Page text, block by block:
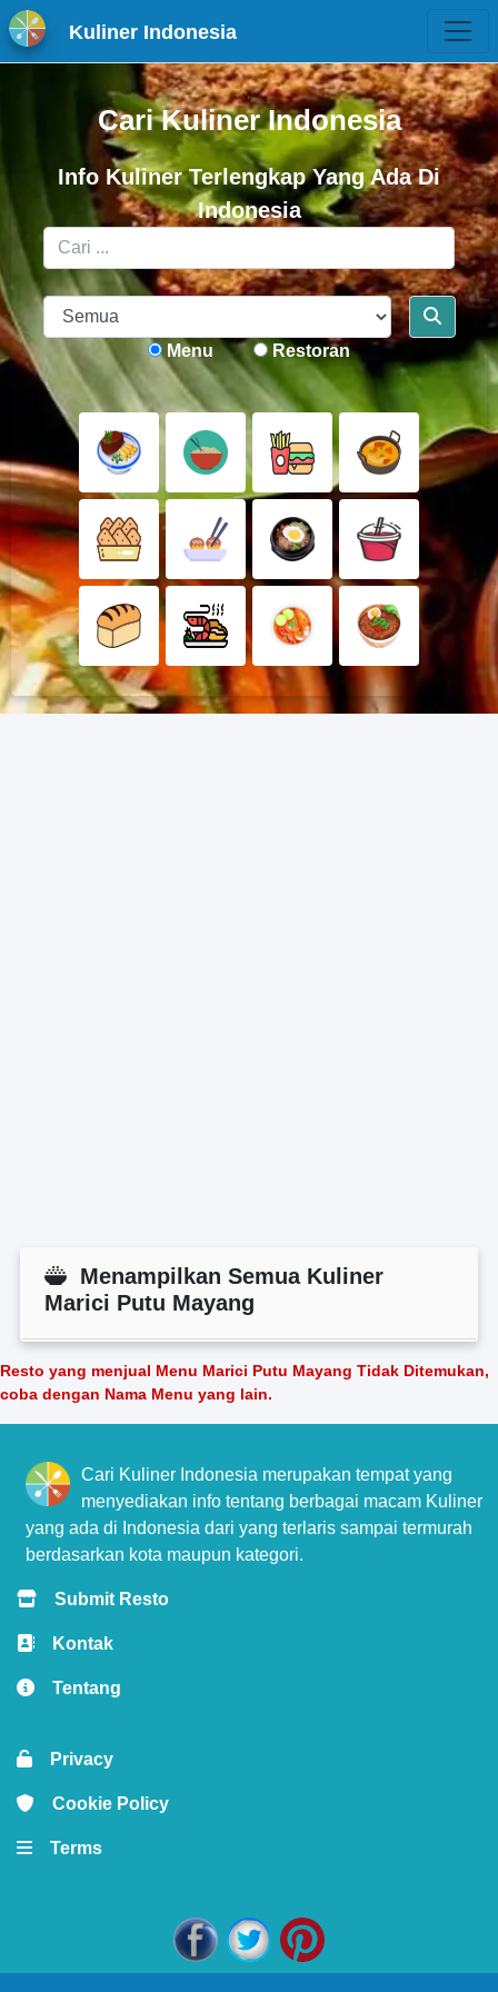
Kuliner Indonesia
Cari Kuliner Indonesia
Info Kuliner Terlengkap Yang Ada Di
Indonesia
Menu Restoran
Menampilkan Semua Kuliner
Marici Putu Mayang
Resto yang menjual Menu Marici Putu Mayang Tidak Ditemukan,
coba dengan Nama Menu yang lain.
Cari Kuliner Indonesia merupakan tempat yang
menyediakan info tentang berbagai macam Kuliner
yang ada di Indonesia dari yang terlaris sampai termurah
berdasarkan kota maupun kategori.
Submit Resto
Kontak
Tentang
Privacy
Cookie Policy
Terms